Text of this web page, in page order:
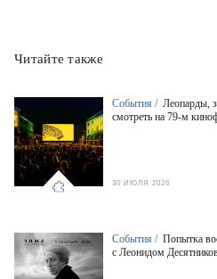
Читайте также
События / Леопарды,
смотреть на 79-м
30 ИЮЛЯ 2026
События / Попытка
с Леонидом